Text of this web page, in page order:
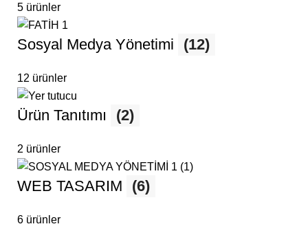
5 ürünler
Sosyal Medya Yönetimi (12)
12 ürünler
Ürün Tanıtımı (2)
2 ürünler
WEB TASARIM (6)
6 ürünler